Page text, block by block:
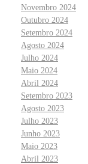
Novembro 2024
Outubro 2024
Setembro 2024
Agosto 2024
Julho 2024
Maio 2024
Abril 2024
Setembro 2023
Agosto 2023
Julho 2023
Junho 2023
Maio 2023
Abril 2023